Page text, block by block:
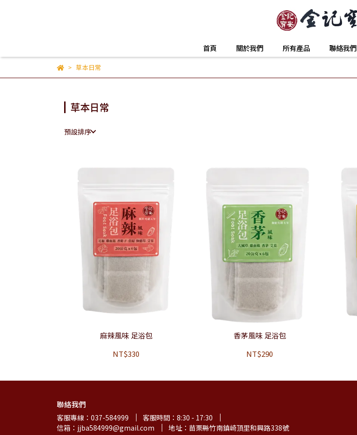
首頁 關於我們 所有產品 聯絡我們
草本日常
草本日常
預設排序
麻辣風味 足浴包
NT$330
香茅風味 足浴包
NT$290
聯絡我們
客服專線：037-584999
客服時間：8:30 - 17:30
信箱：jjba584999@gmail.com
地址：苗栗縣竹南鎮崎頂里和興路338號